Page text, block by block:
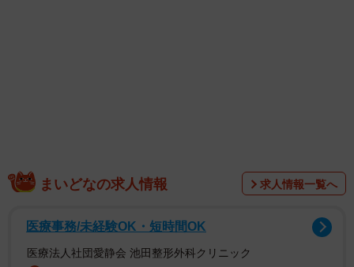
生理に精神が振り回されて…（なおたろーさん提供）
まいどなの求人情報 求人情報一覧へ
医療事務/未経験OK・短時間OK
医療法人社団愛静会 池田整形外科クリニック